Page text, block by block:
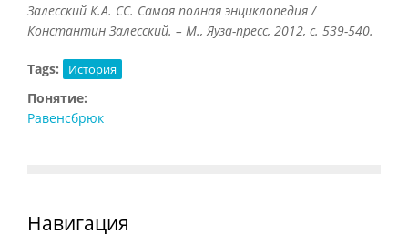
Залесский К.А. СС. Самая полная энциклопедия /
Константин Залесский. – М., Яуза-пресс, 2012, с. 539-540.
Tags: История
Понятие:
Равенсбрюк
Навигация